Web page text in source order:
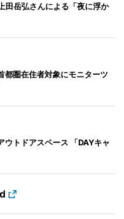
岳弘さんによる「夜に浮か
都圏在住者対象にモニターツ
ウトドアスペース 「DAYキャ